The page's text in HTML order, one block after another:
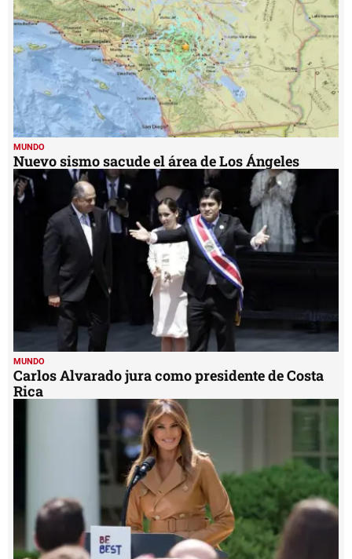
MUNDO
Nuevo sismo sacude el área de Los Ángeles
MUNDO
Carlos Alvarado jura como presidente de Costa
Rica